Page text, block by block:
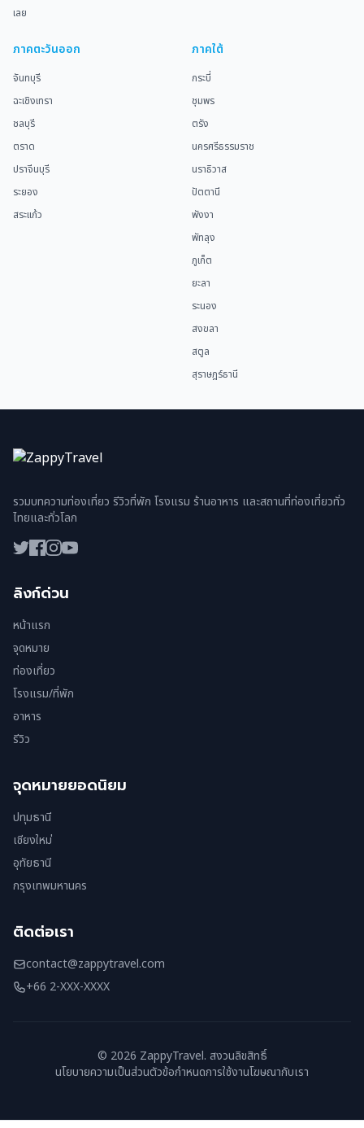
เลย
ภาคตะวันออก
จันทบุรี
ฉะเชิงเทรา
ชลบุรี
ตราด
ปราจีนบุรี
ระยอง
สระแก้ว
ภาคใต้
กระบี่
ชุมพร
ตรัง
นครศรีธรรมราช
นราธิวาส
ปัตตานี
พังงา
พัทลุง
ภูเก็ต
ยะลา
ระนอง
สงขลา
สตูล
สุราษฎร์ธานี
รวมบทความท่องเที่ยว รีวิวที่พัก โรงแรม ร้านอาหาร และสถานที่ท่องเที่ยวทั่ว
ไทยและทั่วโลก
ลิงก์ด่วน
หน้าแรก
จุดหมาย
ท่องเที่ยว
โรงแรม/ที่พัก
อาหาร
รีวิว
จุดหมายยอดนิยม
ปทุมธานี
เชียงใหม่
อุทัยธานี
กรุงเทพมหานคร
ติดต่อเรา
contact@zappytravel.com
+66 2-XXX-XXXX
© 2026 ZappyTravel. สงวนลิขสิทธิ์
นโยบายความเป็นส่วนตัวข้อกำหนดการใช้งานโฆษณากับเรา